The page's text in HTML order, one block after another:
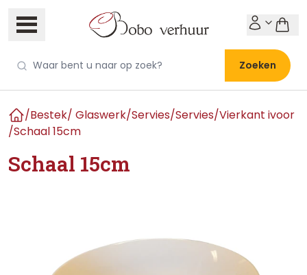
Zoeken
Home
/Bestek/ Glaswerk/Servies/Servies/Vierkant ivoor
/Schaal 15cm
Schaal 15cm